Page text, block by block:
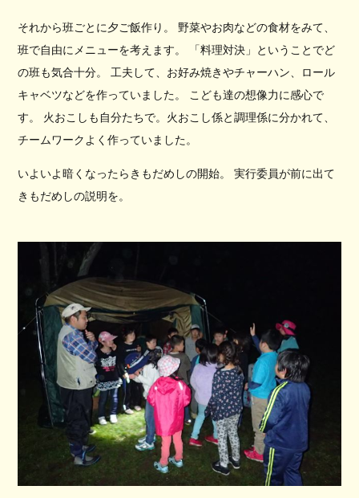
それから班ごとに夕ご飯作り。 野菜やお肉などの食材をみて、
班で自由にメニューを考えます。 「料理対決」ということでど
の班も気合十分。 工夫して、お好み焼きやチャーハン、ロール
キャベツなどを作っていました。 こども達の想像力に感心で
す。 火おこしも自分たちで。火おこし係と調理係に分かれて、
チームワークよく作っていました。
いよいよ暗くなったらきもだめしの開始。 実行委員が前に出て
きもだめしの説明を。